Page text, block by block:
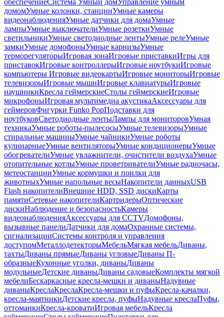
обеспечениеСистема Умный домУправление умным
домомУмные колонки, станцииУмные камеры
видеонаблюденияУмные датчики для домаУмные
лампыУмные выключателиУмные розеткиУмные
светильникиУмные светодиодные лентыУмные релеУмные
замкиУмные домофоныУмные карнизыУмные
терморегуляторыИгровая зонаИгровые приставкиИгры для
приставокИгровые контроллерыИгровые ноутбукиИгровые
компьютеры Игровые видеокартыИгровые мониторыИгровые
телевизорыИгровые мышиИгровые клавиатурыИгровые
наушникиКресла геймерскиеСтолы геймерскиеИгровые
микрофоныИгровая мультимедиа акустикаАксессуары для
геймеровФигурки Funko PopПодставки для
ноутбуковСветодиодные лентыЛампы для мониторовУмная
техникаУмные роботы-пылесосыУмные телевизорыУмные
стиральные машиныУмные чайникиУмные роботы
кулинарныеУмные вентиляторыУмные кондиционерыУмные
обогревателиУмные увлажнители, очистители воздухаУмные
отопительные котлыУмные проветривателиУмные радиочасы,
метеостанцииУмные кормушки и поилки для
животныхУмные напольные весыНакопители данныхUSB
Flash накопителиВнешние HDD, SSD дискиКарты
памятиСетевые накопителиКартридерыОптические
дискиНаблюдение и безопасностьКамеры
видеонаблюденияАксессуары для CCTVДомофоны,
вызывные панелиДатчики для домаОхранные системы,
сигнализацииСистемы контроля и управления
доступомМеталлодетекторыМебельМягкая мебельДиваны,
тахтыДиваны прямыеДиваны угловыеДиваны П-
образныеКухонные уголки, диваныДиваны
модульныеДетские диваныДиваны садовыеКомплекты мягкой
мебелиБескаркасные кресла-мешки и диваныНадувные
диваныКреслаКреслаКресла-мешки и пуфыКресла-качалки,
кресла-маятникиДетские кресла, пуфыНадувные креслаПуфы,
оттоманкиКресла-кроватиИгровая мебельКресла